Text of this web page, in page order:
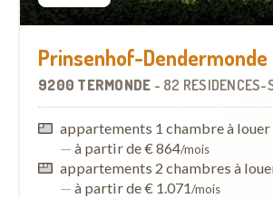
Prinsenhof-Dendermonde
9200 TERMONDE - 82 RÉSIDENCES-
appartements 1 chambre à louer
— à partir de € 864/mois
appartements 2 chambres à
— à partir de € 1.071/mois